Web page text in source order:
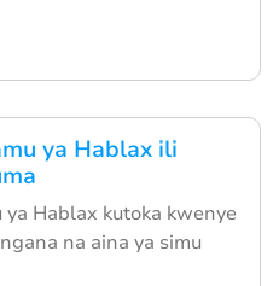
ya Hablax ili
ya Hablax kutoka kwenye
na aina ya simu